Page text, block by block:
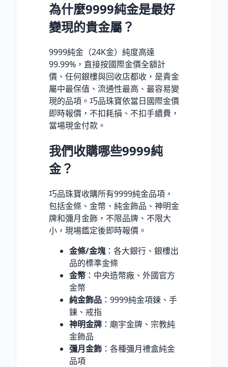
為什麼9999純金是最好
變現的貴金屬？
9999純金（24K金）純度高達
99.99%，直接按國際金價全額計
價、任何銀樓與回收店都收，是貴金
屬中最保值、流通性最高、最容易變
現的品項。巧品珠寶依當日國際金價
即時報價，不扣耗損、不扣手續費，
當場現金付款。
我們收購哪些9999純
金？
巧品珠寶收購所有9999純金品項，
包括金條、金幣、純金飾品、神明金
牌和彌月金飾，不限品牌、不限大
小，現場鑑定後即時報價。
金條/金塊：各大銀行、銀樓出
品的標準金條
金幣 ：中央造幣廠、外國官方
金幣
純金飾品 ：9999純金項鍊、手
鍊、戒指
神明金牌 ：廟宇金牌、宗教純
金飾品
彌月金飾 ：各種彌月禮盒純金
品項